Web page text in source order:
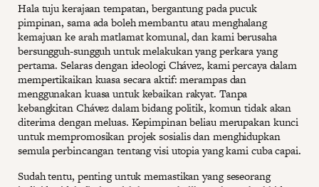
Hala tuju kerajaan tempatan, bergantung pada pucuk
pimpinan, sama ada boleh membantu atau menghalang
kemajuan ke arah matlamat komunal, dan kami berusaha
bersungguh-sungguh untuk melakukan yang perkara yang
pertama. Selaras dengan ideologi Chávez, kami percaya dalam
mempertikaikan kuasa secara aktif: merampas dan
menggunakan kuasa untuk kebaikan rakyat. Tanpa
kebangkitan Chávez dalam bidang politik, komun tidak akan
diterima dengan meluas. Kepimpinan beliau merupakan kunci
untuk mempromosikan projek sosialis dan menghidupkan
semula perbincangan tentang visi utopia yang kami cuba capai.
Sudah tentu, penting untuk memastikan yang seseorang